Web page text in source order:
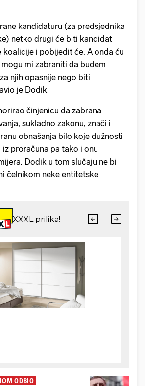
kandidaturu (za predsjednika
netko drugi će biti kandidat
koalicije i pobijedit će. A onda ću
mi zabraniti da budem
njih opasnije nego biti
je Dodik.
činjenicu da zabrana
sukladno zakonu, znači i
obnašanja bilo koje dužnosti
iz proračuna pa tako i onu
Dodik u tom slučaju ne bi
čelnikom neke entitetske
ODBIO